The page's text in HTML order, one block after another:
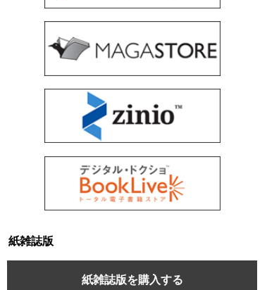
紙雑誌版
紙雑誌版を購入する